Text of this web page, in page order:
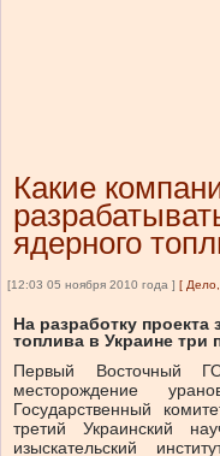
Какие
ядерного
[12:03 05 ноября 2010 года ] [
На разработку проекта
топлива в Украине три
Первый Восточный
месторождение
Государственный
третий Украинский
изыскательский